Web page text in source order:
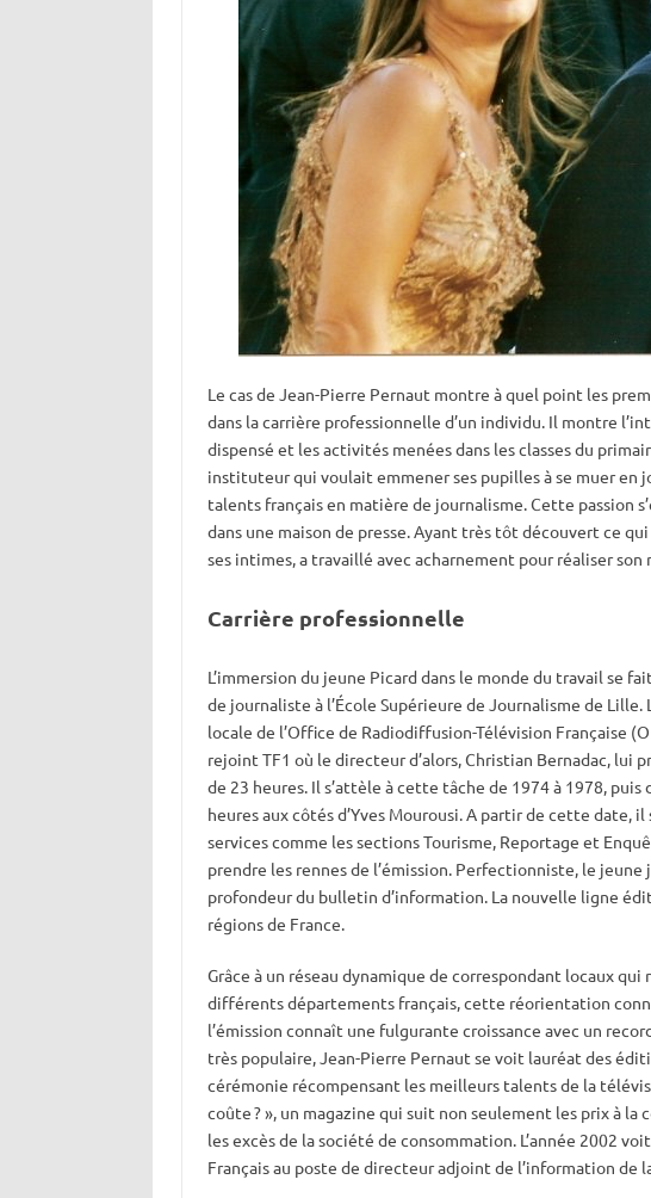
Le cas de Jean-Pierre Pernaut montre à quel point les
dans la carrière professionnelle d’un individu. Il montre
dispensé et les activités menées dans les classes du
instituteur qui voulait emmener ses pupilles à se muer en
talents français en matière de journalisme. Cette passion
dans une maison de presse. Ayant très tôt découvert ce
ses intimes, a travaillé avec acharnement pour réaliser son
Carrière professionnelle
L’immersion du jeune Picard dans le monde du travail se
de journaliste à l’École Supérieure de Journalisme de
locale de l’Office de Radiodiffusion-Télévision Française
rejoint TF1 où le directeur d’alors, Christian Bernadac, lui
de 23 heures. Il s’attèle à cette tâche de 1974 à 1978,
heures aux côtés d’Yves Mourousi. A partir de cette
services comme les sections Tourisme, Reportage et
prendre les rennes de l’émission. Perfectionniste, le
profondeur du bulletin d’information. La nouvelle ligne
régions de France.
Grâce à un réseau dynamique de correspondant locaux
différents départements français, cette réorientation
l’émission connaît une fulgurante croissance avec un
très populaire, Jean-Pierre Pernaut se voit lauréat des
cérémonie récompensant les meilleurs talents de la
coûte ? », un magazine qui suit non seulement les prix à
les excès de la société de consommation. L’année 2002
Français au poste de directeur adjoint de l’information de